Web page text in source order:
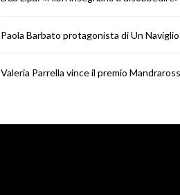
Paola Barbato protagonista di Un
Valeria Parrella vince il premio